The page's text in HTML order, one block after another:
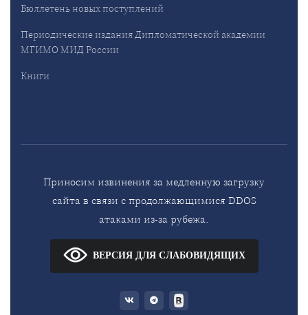
Бюллетень новых поступлений
Периодические издания Дипломатической академии
МГИМО МИД России
Книги
Приносим извинения за медленную загрузку
сайта в связи с продолжающимися DDOS
атаками из-за рубежа.
ВЕРСИЯ ДЛЯ СЛАБОВИДЯЩИХ